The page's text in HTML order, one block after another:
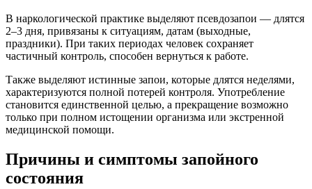
В наркологической практике выделяют псевдозапои — длятся
2–3 дня, привязаны к ситуациям, датам (выходные,
праздники). При таких периодах человек сохраняет
частичный контроль, способен вернуться к работе.
Также выделяют истинные запои, которые длятся неделями,
характеризуются полной потерей контроля. Употребление
становится единственной целью, а прекращение возможно
только при полном истощении организма или экстренной
медицинской помощи.
Причины и симптомы запойного
состояния